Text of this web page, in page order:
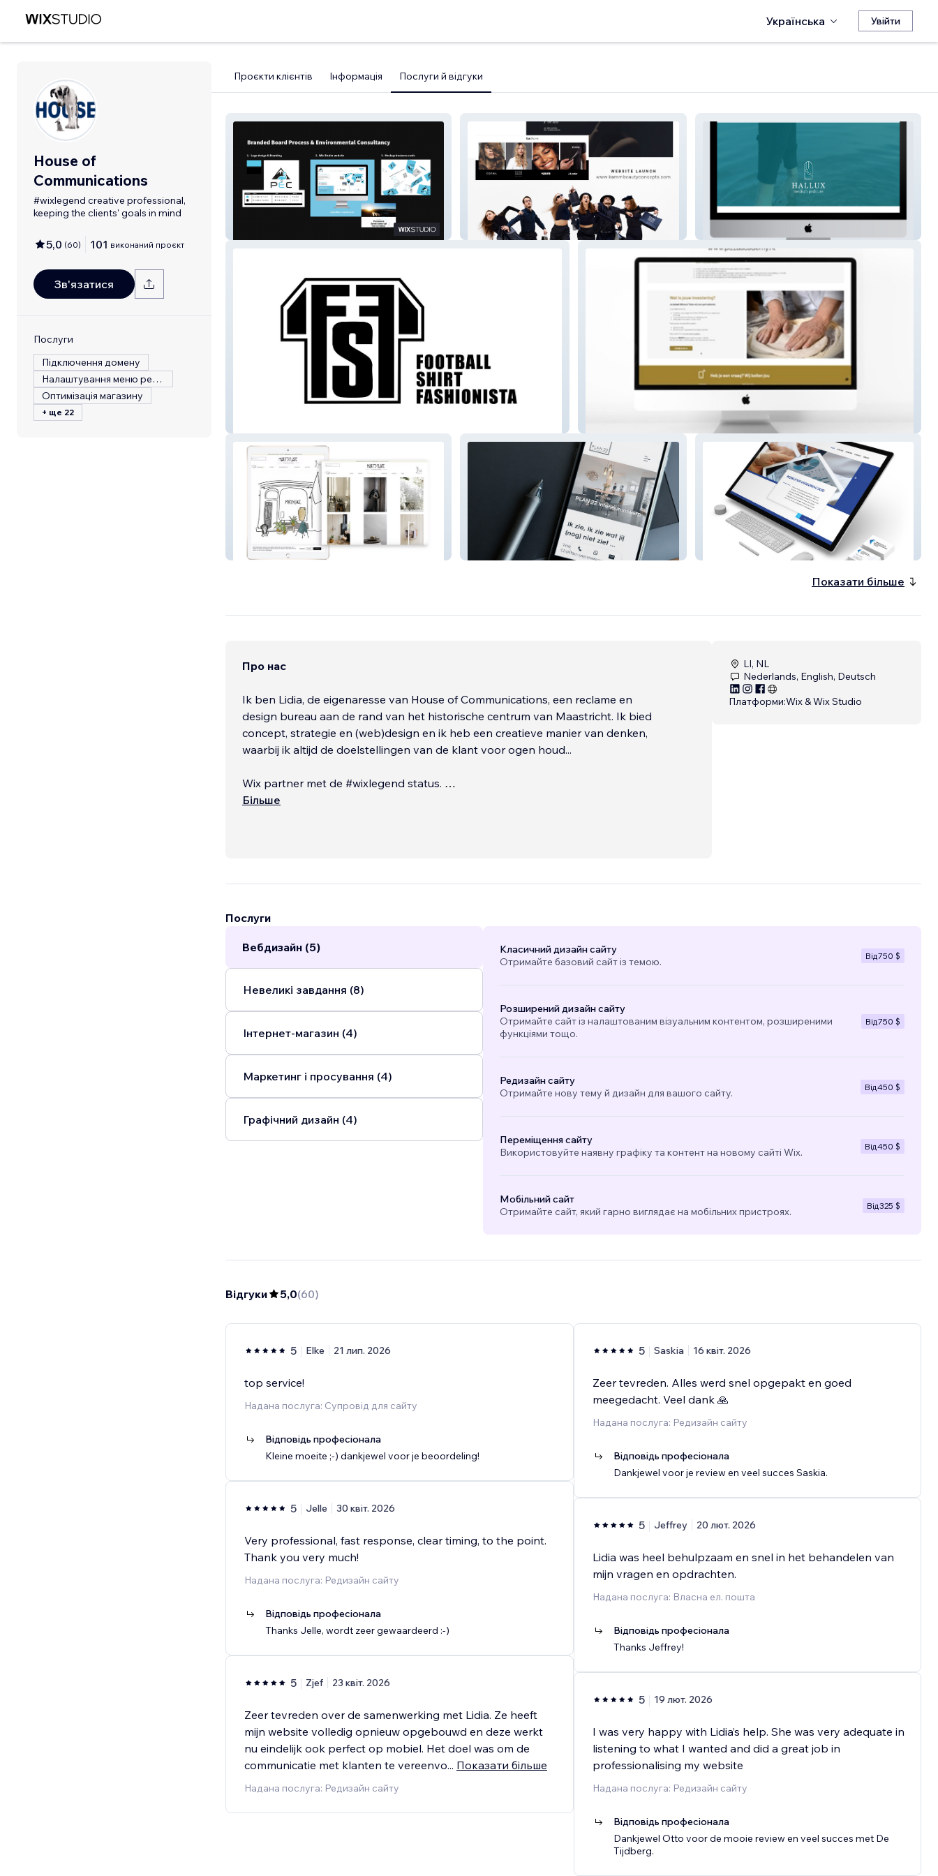
Українська Увійти
House of
Communications
#wixlegend creative professional,
keeping the clients' goals in mind
5,0 (60) 101 виконаний проєкт
Зв'язатися
Послуги
Підключення домену
Налаштування меню ресторану
Оптимізація магазину
+ ще 22
Проєкти клієнтів Інформація Послуги й відгуки
Process & Environmental
Kamm Beauty Concepts Hallux medisch pedicure
Mary's Place Store Plan 22 Adviesbureau Zuid
Показати більше
Про нас
Ik ben Lidia, de eigenaresse van House of Communications, een reclame en
design bureau aan de rand van het historische centrum van Maastricht. Ik bied
concept, strategie en (web)design en ik heb een creatieve manier van denken,
waarbij ik altijd de doelstellingen van de klant voor ogen houd...
Wix partner met de #wixlegend status.
Meer info op: www.houseofcommunications.nl
Більше
LI, NL
Nederlands, English, Deutsch
Платформи:Wix & Wix Studio
Послуги
Вебдизайн (5)
Невеликі завдання (8)
Інтернет-магазин (4)
Маркетинг і просування (4)
Графічний дизайн (4)
Класичний дизайн сайту
Отримайте базовий сайт із темою.
Від750 $
Розширений дизайн сайту
Отримайте сайт із налаштованим візуальним контентом, розширеними
функціями тощо.
Від750 $
Редизайн сайту
Отримайте нову тему й дизайн для вашого сайту.
Від450 $
Переміщення сайту
Використовуйте наявну графіку та контент на новому сайті Wix.
Від450 $
Мобільний сайт
Отримайте сайт, який гарно виглядає на мобільних пристроях.
Від325 $
Відгуки 5,0(60)
5 Elke 21 лип. 2026
top service!
Надана послуга: Супровід для сайту
Відповідь професіонала
Kleine moeite ;-) dankjewel voor je beoordeling!
5 Jelle 30 квіт. 2026
Very professional, fast response, clear timing, to the point.
Thank you very much!
Надана послуга: Редизайн сайту
Відповідь професіонала
Thanks Jelle, wordt zeer gewaardeerd :-)
5 Zjef 23 квіт. 2026
Zeer tevreden over de samenwerking met Lidia. Ze heeft
mijn website volledig opnieuw opgebouwd en deze werkt
nu eindelijk ook perfect op mobiel. Het doel was om de
communicatie met klanten te vereenvo... Показати більше
Надана послуга: Редизайн сайту
5 Saskia 16 квіт. 2026
Zeer tevreden. Alles werd snel opgepakt en goed
meegedacht. Veel dank 🙏
Надана послуга: Редизайн сайту
Відповідь професіонала
Dankjewel voor je review en veel succes Saskia.
5 Jeffrey 20 лют. 2026
Lidia was heel behulpzaam en snel in het behandelen van
mijn vragen en opdrachten.
Надана послуга: Власна ел. пошта
Відповідь професіонала
Thanks Jeffrey!
5 19 лют. 2026
I was very happy with Lidia’s help. She was very adequate in
listening to what I wanted and did a great job in
professionalising my website
Надана послуга: Редизайн сайту
Відповідь професіонала
Dankjewel Otto voor de mooie review en veel succes met De
Tijdberg.